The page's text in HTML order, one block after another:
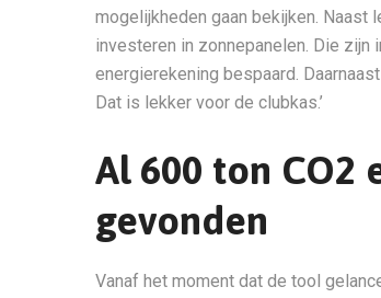
mogelijkheden gaan bekijken.
investeren in zonnepanelen. Die zijn
energierekening bespaard.
Dat is lekker voor de clubkas.’
Al 600 ton CO2
gevonden
Vanaf het moment dat de tool